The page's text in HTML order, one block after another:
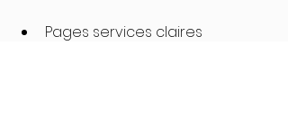
Pages services claires